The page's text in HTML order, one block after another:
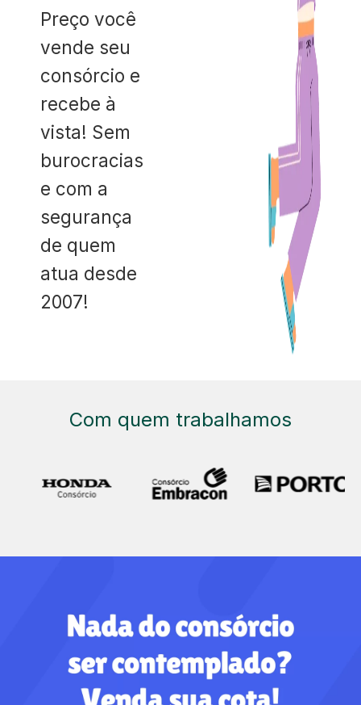
Preço você
vende seu
consórcio e
recebe à
vista! Sem
burocracias
e com a
segurança
de quem
atua desde
2007!
Com quem trabalhamos